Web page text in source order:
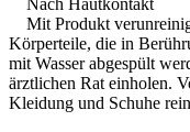
Nach Hautkontakt
Mit Produkt
Körperteile, die in
mit Wasser abgespült
ärztlichen Rat einholen.
Kleidung und Schuhe